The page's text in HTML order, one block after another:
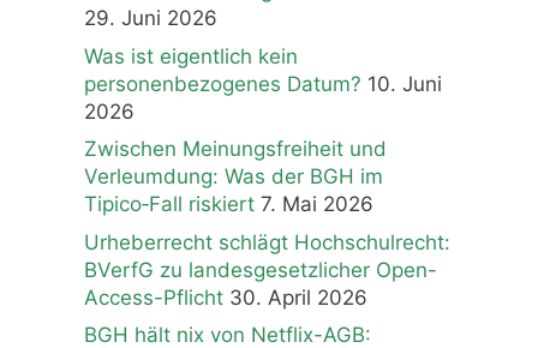
29. Juni 2026
Was ist eigentlich kein
personenbezogenes Datum? 10. Juni
2026
Zwischen Meinungsfreiheit und
Verleumdung: Was der BGH im
Tipico‑Fall riskiert 7. Mai 2026
Urheberrecht schlägt Hochschulrecht:
BVerfG zu landesgesetzlicher Open-
Access-Pflicht 30. April 2026
BGH hält nix von Netflix-AGB: